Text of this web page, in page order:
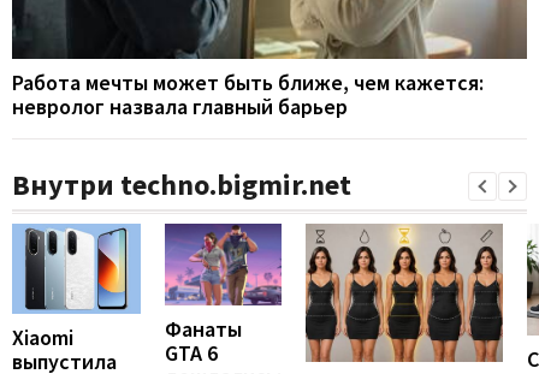
Работа мечты может быть ближе, чем кажется:
невролог назвала главный барьер
Внутри techno.bigmir.net
Xiaomi
выпустила
Фанаты
GTA 6